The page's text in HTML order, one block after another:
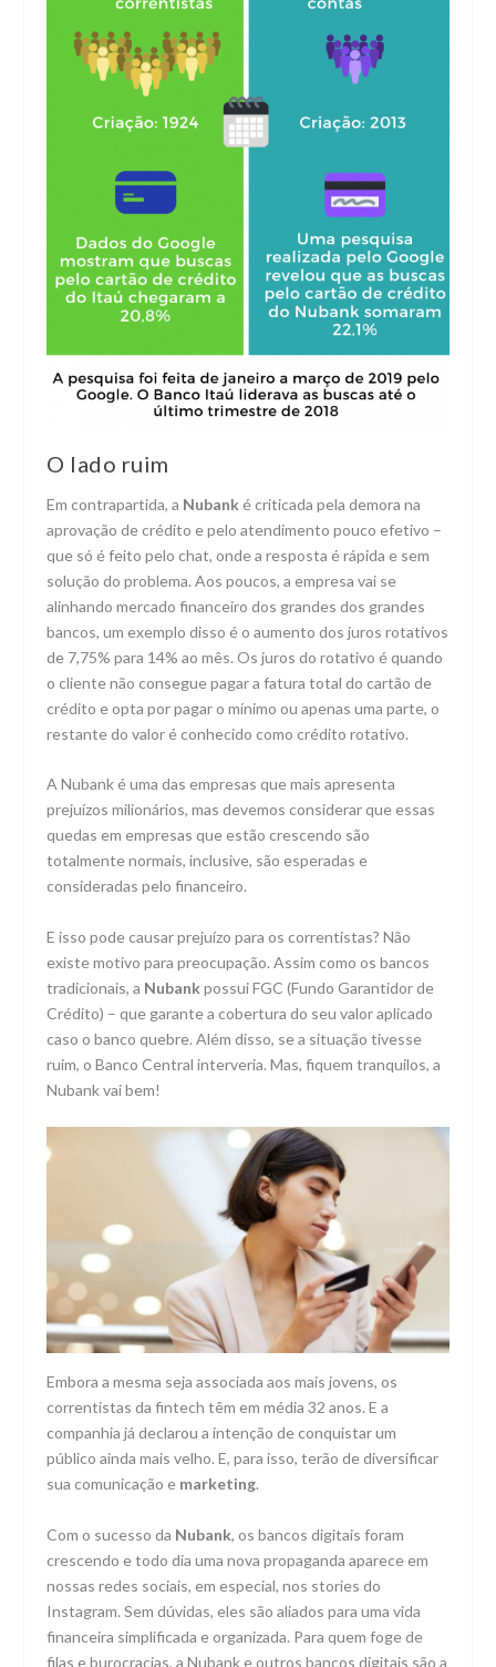
O lado ruim
Em contrapartida, a Nubanké criticada pela demora na
aprovação de crédito e pelo atendimento pouco efetivo –
que só é feito pelo chat, onde a resposta é rápida e sem
solução do problema. Aos poucos, a empresa vai se
alinhando mercado financeiro dos grandes dos grandes
bancos, um exemplo disso é o aumento dos juros rotativos
de 7,75% para 14% ao mês. Os juros do rotativo é quando
o cliente não consegue pagar a fatura total do cartão de
crédito e opta por pagar o mínimo ou apenas uma parte, o
restante do valor é conhecido como crédito rotativo.
A Nubank é uma das empresas que mais apresenta
prejuízos milionários, mas devemos considerar que essas
quedas em empresas que estão crescendo são
totalmente normais, inclusive, são esperadas e
consideradas pelo financeiro.
E isso pode causar prejuízo para os correntistas? Não
existe motivo para preocupação. Assim como os bancos
tradicionais, a Nubankpossui FGC (Fundo Garantidor de
Crédito) – que garante a cobertura do seu valor aplicado
caso o banco quebre. Além disso, se a situação tivesse
ruim, o Banco Central interveria. Mas, fiquem tranquilos, a
Nubank vai bem!
Embora a mesma seja associada aos mais jovens, os
correntistas da fintech têm em média 32 anos. E a
companhia já declarou a intenção de conquistar um
público ainda mais velho. E, para isso, terão de diversificar
sua comunicação e marketing.
Com o sucesso da Nubank, os bancos digitais foram
crescendo e todo dia uma nova propaganda aparece em
nossas redes sociais, em especial, nos stories do
Instagram. Sem dúvidas, eles são aliados para uma vida
financeira simplificada e organizada. Para quem foge de
filas e burocracias, a Nubank e outros bancos digitais são a